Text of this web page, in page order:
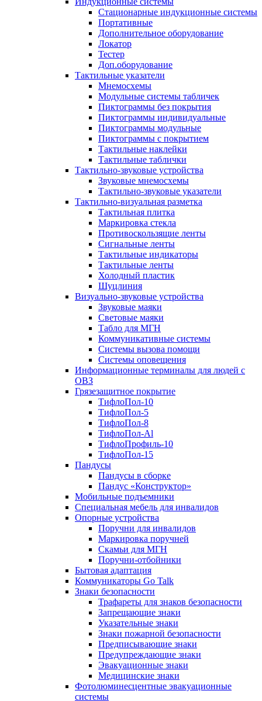
Стационарные индукционные системы
Портативные
Дополнительное оборудование
Локатор
Тестер
Доп.оборудование
Тактильные указатели
Мнемосхемы
Модульные системы табличек
Пиктограммы без покрытия
Пиктограммы индивидуальные
Пиктограммы модульные
Пиктограммы с покрытием
Тактильные наклейки
Тактильные таблички
Тактильно-звуковые устройства
Звуковые мнемосхемы
Тактильно-звуковые указатели
Тактильно-визуальная разметка
Тактильная плитка
Маркировка стекла
Противоскользящие ленты
Сигнальные ленты
Тактильные индикаторы
Тактильные ленты
Холодный пластик
Шуцлиния
Визуально-звуковые устройства
Звуковые маяки
Световые маяки
Табло для МГН
Коммуникативные системы
Системы вызова помощи
Системы оповещения
Информационные терминалы для людей с
ОВЗ
Грязезащитное покрытие
ТифлоПол-10
ТифлоПол-5
ТифлоПол-8
ТифлоПол-Al
ТифлоПрофиль-10
ТифлоПол-15
Пандусы
Пандусы в сборке
Пандус «Конструктор»
Мобильные подъемники
Специальная мебель для инвалидов
Опорные устройства
Поручни для инвалидов
Маркировка поручней
Скамьи для МГН
Поручни-отбойники
Бытовая адаптация
Коммуникаторы Go Talk
Знаки безопасности
Трафареты для знаков безопасности
Запрещающие знаки
Указательные знаки
Знаки пожарной безопасности
Предписывающие знаки
Предупреждающие знаки
Эвакуационные знаки
Медицинские знаки
Фотолюминесцентные эвакуационные
системы